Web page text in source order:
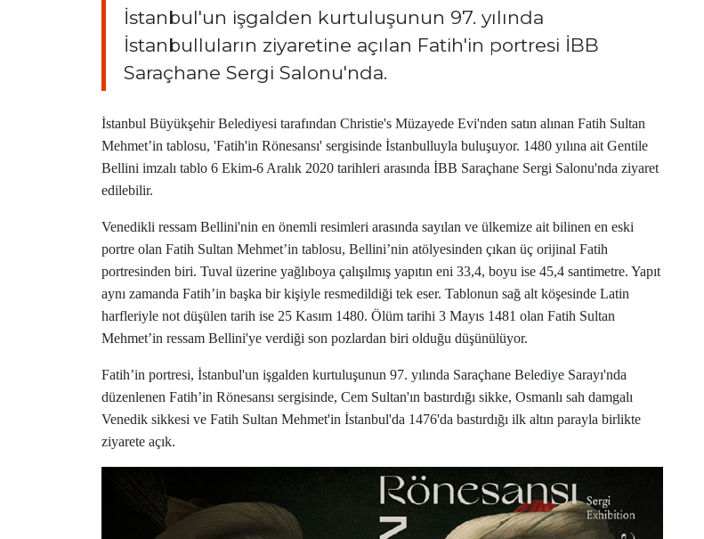
İstanbul'un işgalden kurtuluşunun 97. yılında
İstanbulluların ziyaretine açılan Fatih'in portresi İBB
Saraçhane Sergi Salonu'nda.
İstanbul Büyükşehir Belediyesi tarafından Christie's Müzayede Evi'nden satın alınan Fatih Sultan
Mehmet’in tablosu, 'Fatih'in Rönesansı' sergisinde İstanbulluyla buluşuyor. 1480 yılına ait Gentile
Bellini imzalı tablo 6 Ekim-6 Aralık 2020 tarihleri arasında İBB Saraçhane Sergi Salonu'nda ziyaret
edilebilir.
Venedikli ressam Bellini'nin en önemli resimleri arasında sayılan ve ülkemize ait bilinen en eski
portre olan Fatih Sultan Mehmet’in tablosu, Bellini’nin atölyesinden çıkan üç orijinal Fatih
portresinden biri. Tuval üzerine yağlıboya çalışılmış yapıtın eni 33,4, boyu ise 45,4 santimetre. Yapıt
aynı zamanda Fatih’in başka bir kişiyle resmedildiği tek eser. Tablonun sağ alt köşesinde Latin
harfleriyle not düşülen tarih ise 25 Kasım 1480. Ölüm tarihi 3 Mayıs 1481 olan Fatih Sultan
Mehmet’in ressam Bellini'ye verdiği son pozlardan biri olduğu düşünülüyor.
Fatih’in portresi, İstanbul'un işgalden kurtuluşunun 97. yılında Saraçhane Belediye Sarayı'nda
düzenlenen Fatih’in Rönesansı sergisinde, Cem Sultan'ın bastırdığı sikke, Osmanlı sah damgalı
Venedik sikkesi ve Fatih Sultan Mehmet'in İstanbul'da 1476'da bastırdığı ilk altın parayla birlikte
ziyarete açık.